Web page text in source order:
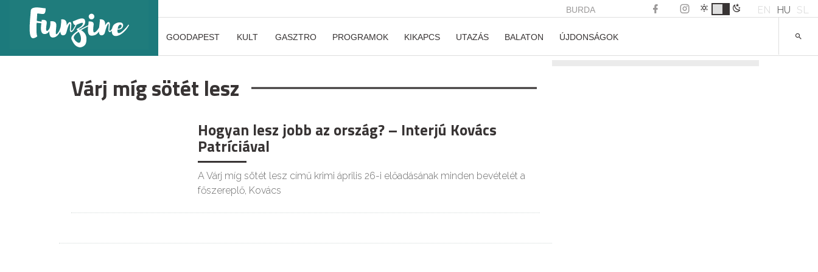
BURDA EN HU SL
GOODAPEST KULT GASZTRO PROGRAMOK KIKAPCS UTAZÁS BALATON ÚJDONSÁGOK
Várj míg sötét lesz
Hogyan lesz jobb az ország? – Interjú Kovács
Patríciával
A Várj míg sötét lesz című krimi április 26-i előadásának minden bevételét a
főszereplő, Kovács